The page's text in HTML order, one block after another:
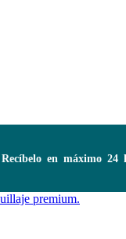
en máximo 24 horas